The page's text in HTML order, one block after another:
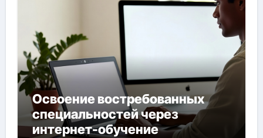
Освоение востребованных
специальностей через
интернет-обучение